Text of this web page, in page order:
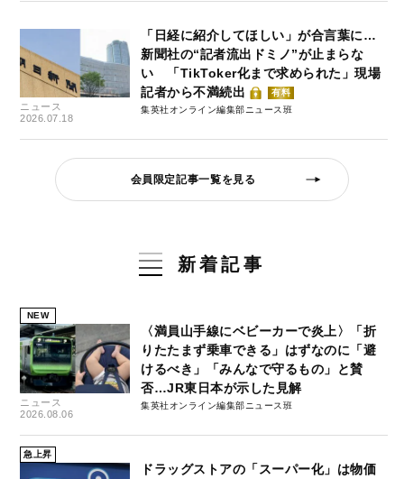
ニュース
2026.07.18
「日経に紹介してほしい」が合言葉に…
新聞社の“記者流出ドミノ”が止まらな
い 「TikToker化まで求められた」現場
記者から不満続出
有料
集英社オンライン編集部ニュース班
会員限定記事一覧を見る
新着記事
NEW
ニュース
2026.08.06
〈満員山手線にベビーカーで炎上〉「折
りたたまず乗車できる」はずなのに「避
けるべき」「みんなで守るもの」と賛
否…JR東日本が示した見解
集英社オンライン編集部ニュース班
急上昇
ドラッグストアの「スーパー化」は物価